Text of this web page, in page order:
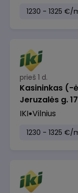
1230 - 1325 €/
prieš 1 d.
Kasininkas
Jeruzalės g.
IKI Vilnius
1230 - 1325 €/